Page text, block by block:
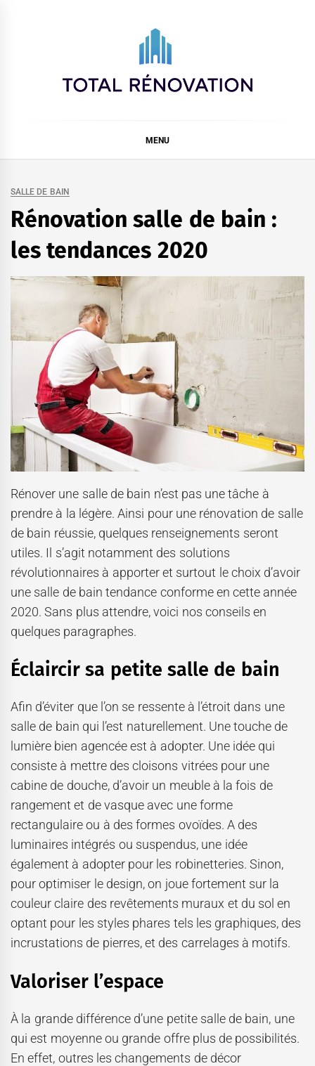
MENU
SALLE DE BAIN
Rénovation salle de bain :
les tendances 2020
Rénover une salle de bain n’est pas une tâche à
prendre à la légère. Ainsi pour une rénovation de salle
de bain réussie, quelques renseignements seront
utiles. Il s’agit notamment des solutions
révolutionnaires à apporter et surtout le choix d’avoir
une salle de bain tendance conforme en cette année
2020. Sans plus attendre, voici nos conseils en
quelques paragraphes.
Éclaircir sa petite salle de bain
Afin d’éviter que l’on se ressente à l’étroit dans une
salle de bain qui l’est naturellement. Une touche de
lumière bien agencée est à adopter. Une idée qui
consiste à mettre des cloisons vitrées pour une
cabine de douche, d’avoir un meuble à la fois de
rangement et de vasque avec une forme
rectangulaire ou à des formes ovoïdes. A des
luminaires intégrés ou suspendus, une idée
également à adopter pour les robinetteries. Sinon,
pour optimiser le design, on joue fortement sur la
couleur claire des revêtements muraux et du sol en
optant pour les styles phares tels les graphiques, des
incrustations de pierres, et des carrelages à motifs.
Valoriser l’espace
À la grande différence d’une petite salle de bain, une
qui est moyenne ou grande offre plus de possibilités.
En effet, outres les changements de décor